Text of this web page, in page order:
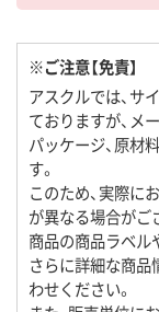
※ご注意【免責】
アスクルでは、サ
ておりますが、メ
パッケージ、原材
す。
このため、実際に
が異なる場合がご
商品の商品ラベル
さらに詳細な商品
わせください。